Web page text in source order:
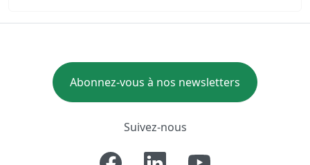
Abonnez-vous à nos newsletters
Suivez-nous